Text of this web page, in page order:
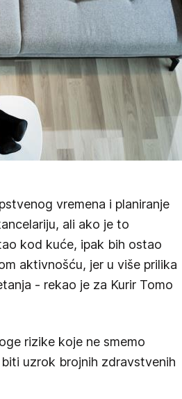
vremena i planiranje
ali ako je to
kod kuće, ipak bih ostao
aktivnošću, jer u više prilika
- rekao je za Kurir Tomo
rizike koje ne smemo
uzrok brojnih zdravstvenih